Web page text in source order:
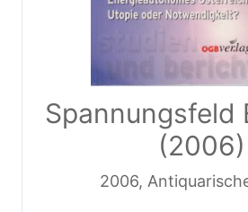
Spannungsfeld
(2006)
2006,